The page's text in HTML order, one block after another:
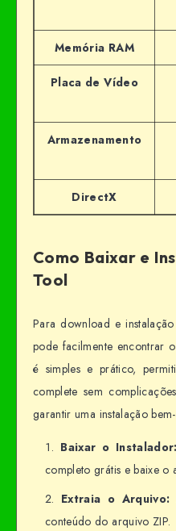
Memória RAM
Placa de Vídeo
Armazenamento
DirectX
Como Baixar e
Tool
Para download e
pode facilmente encontrar
é simples e prático,
complete sem
garantir uma instalação
Baixar o Instalador:
completo grátis e baixe o
Extraia o Arquivo:
conteúdo do arquivo ZIP.